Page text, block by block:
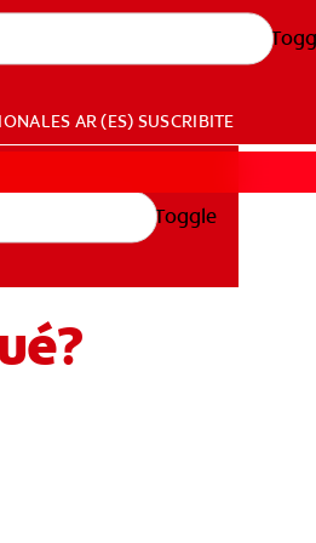
AR (ES) SUSCRIBITE
Toggle